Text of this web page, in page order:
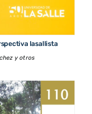
lasallista
y otros